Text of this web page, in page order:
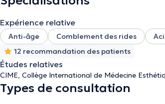
Expérience relative
Anti-âge Comblement des rides
12 recommandation des patients
Études relatives
CIME, Collège International de Médecine
Types de consultation